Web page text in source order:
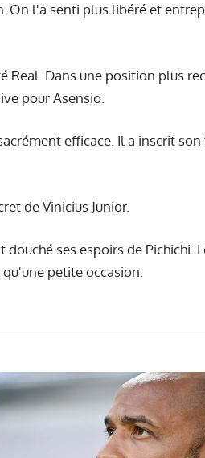
On l'a senti plus libéré et
Real. Dans une position plus
pour Asensio.
efficace. Il a inscrit
de Vinicius Junior.
ses espoirs de Pichichi.
petite occasion.